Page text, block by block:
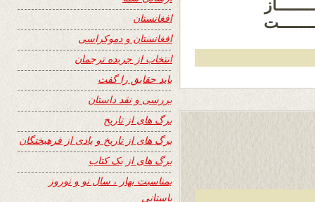
افغانستان
افغانستان و دموکراسی
انتخاب از جریده ترجمان
باید حقایق را گفت
بررسی و نقد داستان
برگ های از تاریخ
برگ های از تاریخ و یادی از فرهیختگان
برگ های از یک کتاب
بمناسبت بهار ، سال نو و نوروز
باستانی